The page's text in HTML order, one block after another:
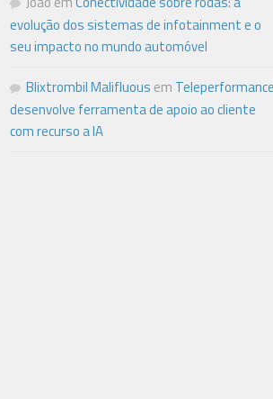
evolução dos sistemas de infotainment e o
seu impacto no mundo automóvel
Blixtrombil Malifluous em Teleperformance
desenvolve ferramenta de apoio ao cliente
com recurso a IA